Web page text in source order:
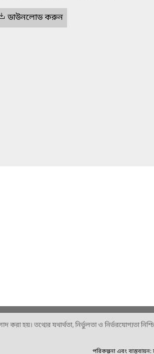
ডাউনলোড করুন
হয়। তথ্যের যথার্থতা, নির্ভুলতা ও নির্ভরযোগ্যতা
পরিকল্পনা এবং